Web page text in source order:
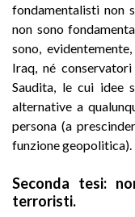
fondamentalisti non
non sono
sono,
Iraq, né
Saudita, le cui idee
alternative a
persona (a
funzione geopolitica).
Seconda tesi:
terroristi.